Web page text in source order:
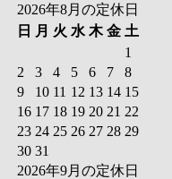
2026年8月の定休日
日
月 火 水 木 金 土
1
2
3 4 5 6 7
8
9
10 11 12 13 14 15
16 17 18 19 20 21 22
23 24 25 26 27 28 29
30 31
2026年9月の定休日